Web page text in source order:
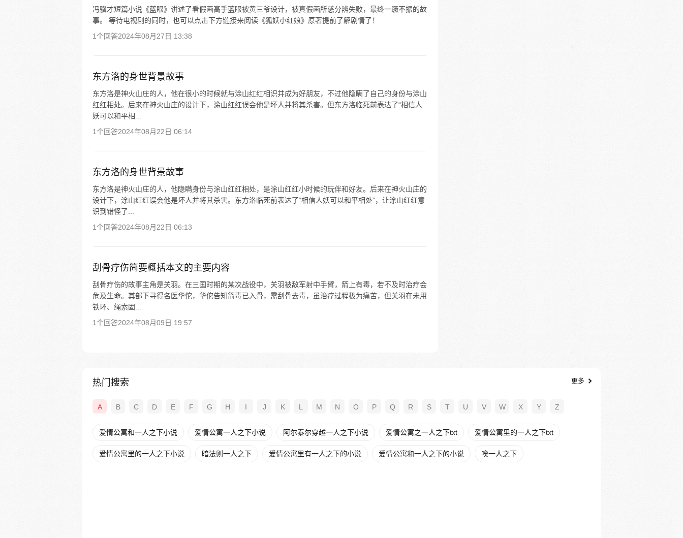
冯骥才短篇小说《蓝眼》讲述了看假画高手蓝眼被黄三爷设计，被真假画所惑分辨失败，最终一蹶不振的故
事。 等待电视剧的同时，也可以点击下方链接来阅读《狐妖小红娘》原著提前了解剧情了！
1个回答2024年08月27日 13:38
东方洛的身世背景故事
东方洛是神火山庄的人，他在很小的时候就与涂山红红相识并成为好朋友，不过他隐瞒了自己的身份与涂山
红红相处。后来在神火山庄的设计下，涂山红红误会他是坏人并将其杀害。但东方洛临死前表达了“相信人
妖可以和平相...
1个回答2024年08月22日 06:14
东方洛的身世背景故事
东方洛是神火山庄的人，他隐瞒身份与涂山红红相处，是涂山红红小时候的玩伴和好友。后来在神火山庄的
设计下，涂山红红误会他是坏人并将其杀害。东方洛临死前表达了“相信人妖可以和平相处”，让涂山红红意
识到错怪了...
1个回答2024年08月22日 06:13
刮骨疗伤简要概括本文的主要内容
刮骨疗伤的故事主角是关羽。在三国时期的某次战役中，关羽被敌军射中手臂，箭上有毒，若不及时治疗会
危及生命。其部下寻得名医华佗，华佗告知箭毒已入骨，需刮骨去毒，虽治疗过程极为痛苦，但关羽在未用
铁环、绳索固...
1个回答2024年08月09日 19:57
热门搜索 更多
A B C D E F G H I J K L M N O P Q R S T U V W X Y Z
爱情公寓和一人之下小说 爱情公寓一人之下小说 阿尔泰尔穿越一人之下小说 爱情公寓之一人之下txt 爱情公寓里的一人之下txt
爱情公寓里的一人之下小说 暗法则一人之下 爱情公寓里有一人之下的小说 爱情公寓和一人之下的小说 唉一人之下